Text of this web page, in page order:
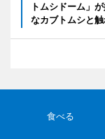
トムシドーム」
なカブトムシと触
食べる